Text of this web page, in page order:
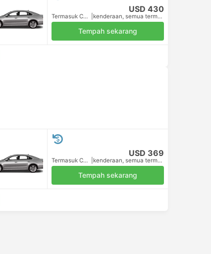
USD 430
Termasuk Cukai kenderaan, semua termasuk
Tempah sekarang
USD 369
Termasuk Cukai kenderaan, semua termasuk
Tempah sekarang